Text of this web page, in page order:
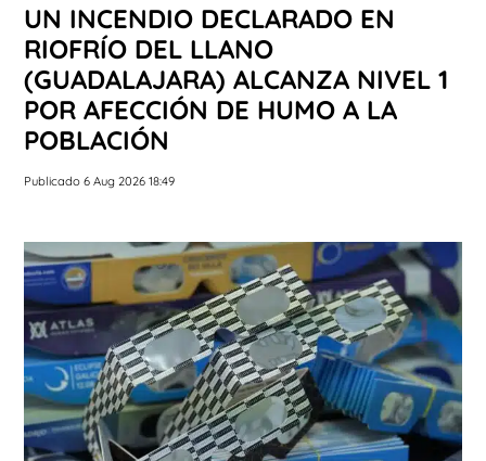
UN INCENDIO DECLARADO EN
RIOFRÍO DEL LLANO
(GUADALAJARA) ALCANZA NIVEL 1
POR AFECCIÓN DE HUMO A LA
POBLACIÓN
Publicado 6 Aug 2026 18:49